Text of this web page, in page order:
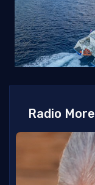
Radio More